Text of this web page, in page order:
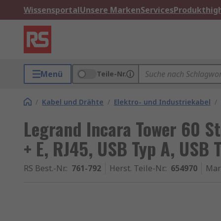
WissensportalUnsere MarkenServices
Menü Teile-Nr.
/ Kabel und Drähte / Elektro- und Industriekabel /
Legrand Incara Tower 60
+ E, RJ45, USB Typ A, USB
RS Best.-Nr.: 761-792 Herst. Teile-Nr.: 654970